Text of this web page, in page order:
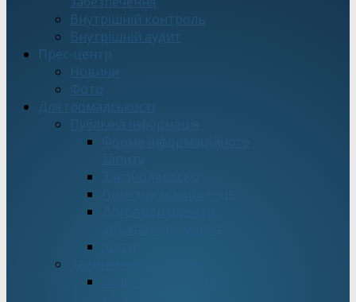
Внутрішній контроль
Внутрішній аудит
Прес-центр
Новини
Фото
Для громадськості
Публічна інформація